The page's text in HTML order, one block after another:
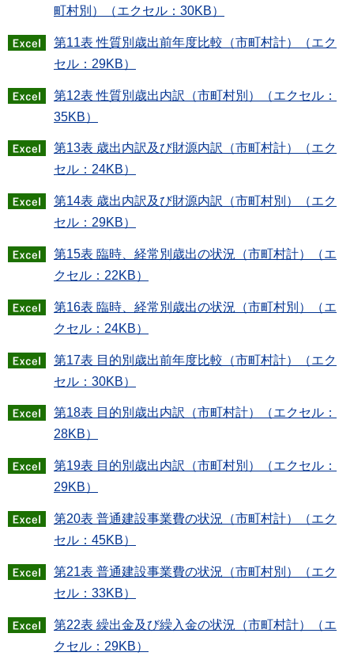
町村別）（エクセル：30KB）
第11表 性質別歳出前年度比較（市町村計）（エク
セル：29KB）
第12表 性質別歳出内訳（市町村別）（エクセル：
35KB）
第13表 歳出内訳及び財源内訳（市町村計）（エク
セル：24KB）
第14表 歳出内訳及び財源内訳（市町村別）（エク
セル：29KB）
第15表 臨時、経常別歳出の状況（市町村計）（エ
クセル：22KB）
第16表 臨時、経常別歳出の状況（市町村別）（エ
クセル：24KB）
第17表 目的別歳出前年度比較（市町村計）（エク
セル：30KB）
第18表 目的別歳出内訳（市町村計）（エクセル：
28KB）
第19表 目的別歳出内訳（市町村別）（エクセル：
29KB）
第20表 普通建設事業費の状況（市町村計）（エク
セル：45KB）
第21表 普通建設事業費の状況（市町村別）（エク
セル：33KB）
第22表 繰出金及び繰入金の状況（市町村計）（エ
クセル：29KB）